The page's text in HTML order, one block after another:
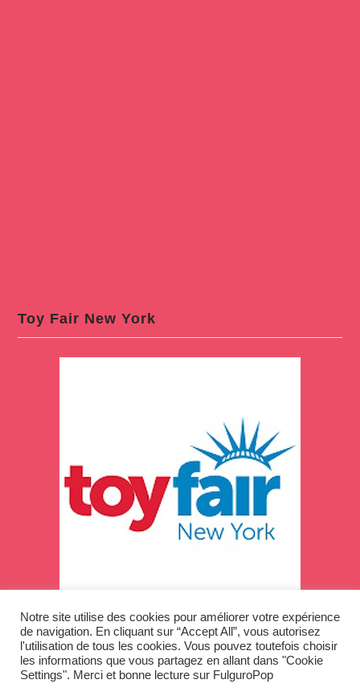
Toy Fair New York
Code promo : fulguroapril26
Notre site utilise des cookies pour améliorer votre expérience
de navigation. En cliquant sur “Accept All”, vous autorisez
l'utilisation de tous les cookies. Vous pouvez toutefois choisir
les informations que vous partagez en allant dans "Cookie
Settings". Merci et bonne lecture sur FulguroPop